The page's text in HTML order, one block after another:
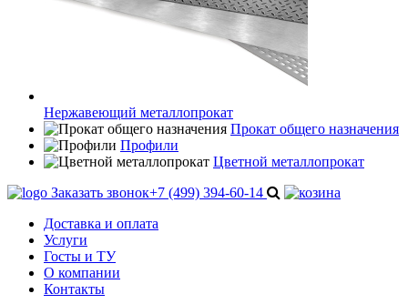
Нержавеющий металлопрокат
Прокат общего назначения
Профили
Цветной металлопрокат
Заказать звонок+7 (499) 394-60-14
Доставка и оплата
Услуги
Госты и ТУ
О компании
Контакты